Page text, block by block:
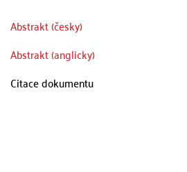
Abstrakt (česky)
Abstrakt (anglicky)
Citace dokumentu